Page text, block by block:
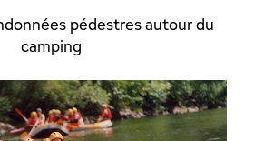
pédestres autour du
camping